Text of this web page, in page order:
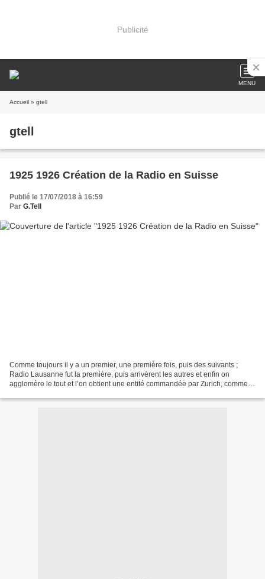
Publicité
MENU
Accueil » gtell
gtell
1925 1926 Création de la Radio en Suisse
Publié le 17/07/2018 à 16:59
Par G.Tell
Comme toujours il y a un premier, une première fois, puis des suivants ;
Radio Lausanne fut la première, puis arrivèrent les autres et enfin on
agglomère le tout et l’on obtient une entité commandée par Zurich, comme